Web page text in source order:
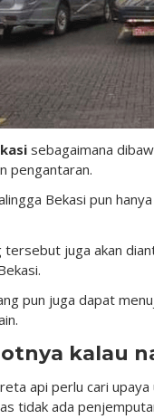
sebagaimana
pengantaran.
Bekasi pun
tersebut juga akan
pun juga dapat
kalau
api perlu cari
tidak ada